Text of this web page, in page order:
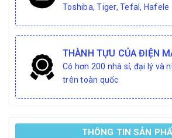
Toshiba, Tiger, Tefal, Hafele
THÀNH TỰU CỦA ĐIỆN
Có hơn 200 nhà sỉ, đại lý và
trên toàn quốc
THÔNG TIN SẢN